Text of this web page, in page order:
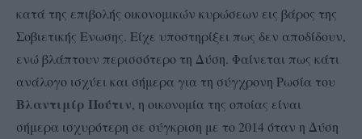
κατά της επιβολής οικονομικών κυρώσεων εις βάρος της
Σοβιετικής Ενωσης. Είχε υποστηρίξει πως δεν αποδίδουν,
ενώ βλάπτουν περισσότερο τη Δύση. Φαίνεται πως κάτι
ανάλογο ισχύει και σήμερα για τη σύγχρονη Ρωσία του
Βλαντιμίρ Πούτιν, η οικονομία της οποίας είναι
σήμερα ισχυρότερη σε σύγκριση με το 2014 όταν η Δύση